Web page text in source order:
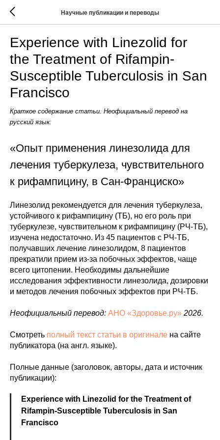
Научные публикации и переводы
Experience with Linezolid for
the Treatment of Rifampin-
Susceptible Tuberculosis in San
Francisco
Краткое содержание статьи. Неофициальный перевод на
русский язык:
«Опыт применения линезолида для
лечения туберкулеза, чувствительного
к рифампицину, в Сан-Франциско»
Линезолид рекомендуется для лечения туберкулеза,
устойчивого к рифампицину (ТБ), но его роль при
туберкулезе, чувствительном к рифампицину (РЧ-ТБ),
изучена недостаточно. Из 45 пациентов с РЧ-ТБ,
получавших лечение линезолидом, 8 пациентов
прекратили прием из-за побочных эффектов, чаще
всего цитопении. Необходимы дальнейшие
исследования эффективности линезолида, дозировки
и методов лечения побочных эффектов при РЧ-ТБ.
Неофициальный перевод: АНО «Здоровье.ру» 2026.
Смотреть полный текст статьи в оригинале на сайте
публикатора (на англ. языке).
Полные данные (заголовок, авторы, дата и источник
публикации):
Experience with Linezolid for the Treatment of
Rifampin-Susceptible Tuberculosis in San
Francisco